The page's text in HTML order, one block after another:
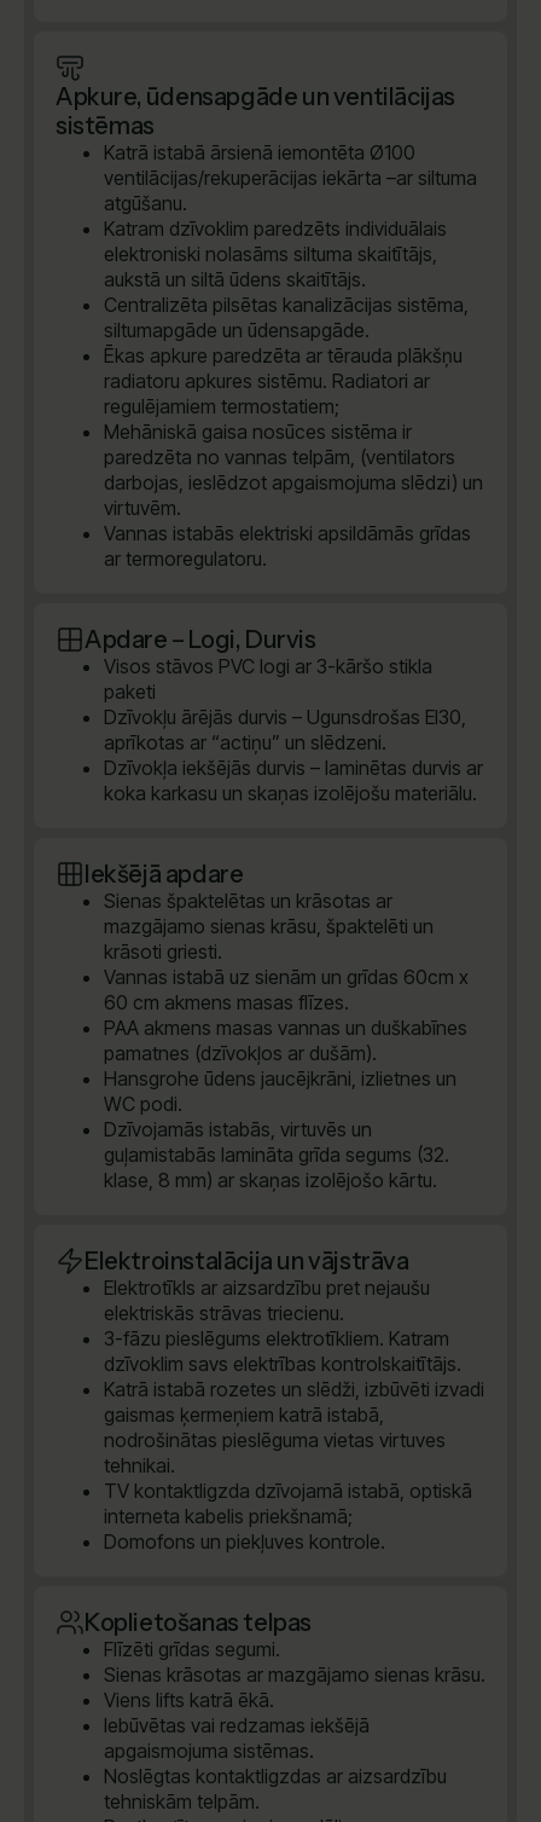
Apkure, ūdensapgāde un ventilācijas
sistēmas
Katrā istabā ārsienā iemontēta Ø100
ventilācijas/rekuperācijas iekārta –ar siltuma
atgūšanu.
Katram dzīvoklim paredzēts individuālais
elektroniski nolasāms siltuma skaitītājs,
aukstā un siltā ūdens skaitītājs.
Centralizēta pilsētas kanalizācijas sistēma,
siltumapgāde un ūdensapgāde.
Ēkas apkure paredzēta ar tērauda plākšņu
radiatoru apkures sistēmu. Radiatori ar
regulējamiem termostatiem;
Mehāniskā gaisa nosūces sistēma ir
paredzēta no vannas telpām, (ventilators
darbojas, ieslēdzot apgaismojuma slēdzi) un
virtuvēm.
Vannas istabās elektriski apsildāmās grīdas
ar termoregulatoru.
Apdare – Logi, Durvis
Visos stāvos PVC logi ar 3-kāršo stikla
paketi
Dzīvokļu ārējās durvis – Ugunsdrošas EI30,
aprīkotas ar “actiņu” un slēdzeni.
Dzīvokļa iekšējās durvis – laminētas durvis ar
koka karkasu un skaņas izolējošu materiālu.
Iekšējā apdare
Sienas špaktelētas un krāsotas ar
mazgājamo sienas krāsu, špaktelēti un
krāsoti griesti.
Vannas istabā uz sienām un grīdas 60cm x
60 cm akmens masas flīzes.
PAA akmens masas vannas un duškabīnes
pamatnes (dzīvokļos ar dušām).
Hansgrohe ūdens jaucējkrāni, izlietnes un
WC podi.
Dzīvojamās istabās, virtuvēs un
guļamistabās lamināta grīda segums (32.
klase, 8 mm) ar skaņas izolējošo kārtu.
Elektroinstalācija un vājstrāva
Elektrotīkls ar aizsardzību pret nejaušu
elektriskās strāvas triecienu.
3-fāzu pieslēgums elektrotīkliem. Katram
dzīvoklim savs elektrības kontrolskaitītājs.
Katrā istabā rozetes un slēdži, izbūvēti izvadi
gaismas ķermeņiem katrā istabā,
nodrošinātas pieslēguma vietas virtuves
tehnikai.
TV kontaktligzda dzīvojamā istabā, optiskā
interneta kabelis priekšnamā;
Domofons un piekļuves kontrole.
Koplietošanas telpas
Flīzēti grīdas segumi.
Sienas krāsotas ar mazgājamo sienas krāsu.
Viens lifts katrā ēkā.
Iebūvētas vai redzamas iekšējā
apgaismojuma sistēmas.
Noslēgtas kontaktligzdas ar aizsardzību
tehniskām telpām.